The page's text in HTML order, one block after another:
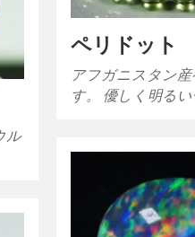
ル
ペリドット
アフガニスタン
す。 優しく明るい